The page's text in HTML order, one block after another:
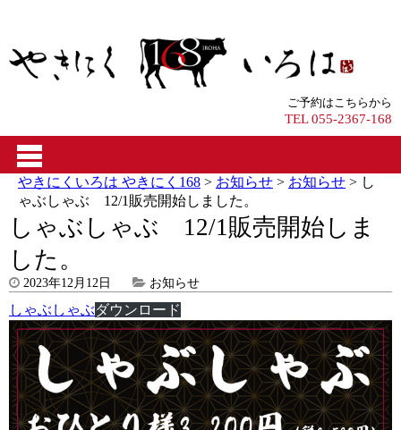
ご予約はこちらから
TEL 055-2367-168
やきにくいろは やきにく168 > お知らせ > お知らせ > し
ゃぶしゃぶ 12/1販売開始しました。
しゃぶしゃぶ 12/1販売開始しま
した。
2023年12月12日 お知らせ
しゃぶしゃぶダウンロード